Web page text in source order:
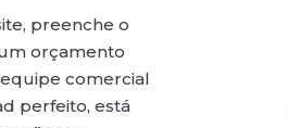
preenche o
orçamento
comercial
perfeito, está